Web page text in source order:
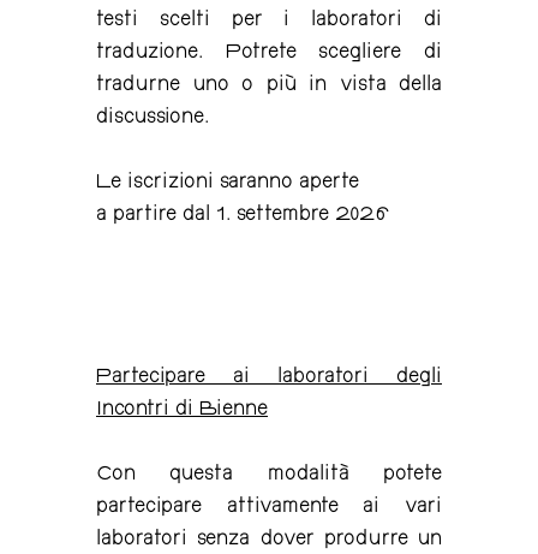
testi scelti per i laboratori di
traduzione. Potrete scegliere di
tradurne uno o più in vista della
discussione.
Le iscrizioni saranno aperte
a partire dal 1. settembre 2026
Partecipare ai laboratori degli
Incontri di Bienne
Con questa modalità potete
partecipare attivamente ai vari
laboratori senza dover produrre un